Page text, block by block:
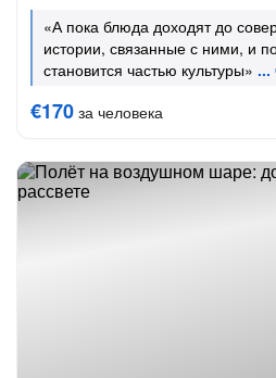
«А пока блюда доходят до
истории, связанные с ними, и
становится частью культуры»
€170 за человека